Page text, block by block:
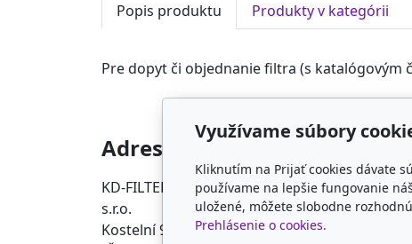
Popis produktu Produkty v kategórii
Pre dopyt či objednanie filtra (s katalógovým
Adresa
KD-FILTER, Průmyslová filtrace
s.r.o.
Kostelní 988, 76824 Hulín
+420
Využívame súbory
Kliknutím na Prijať cookies dávate
používame na lepšie fungovanie
uložené, môžete slobodne
Prehlásenie o cookies.